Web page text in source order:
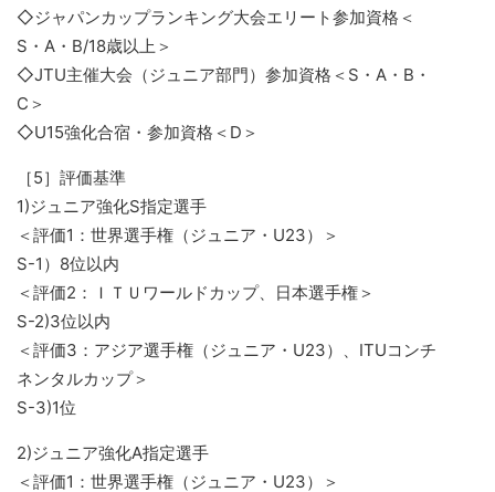
◇ジャパンカップランキング大会エリート参加資格＜
S・A・B/18歳以上＞
◇JTU主催大会（ジュニア部門）参加資格＜S・A・B・
C＞
◇U15強化合宿・参加資格＜D＞
［5］評価基準
1)ジュニア強化S指定選手
＜評価1：世界選手権（ジュニア・U23）＞
S-1）8位以内
＜評価2：ＩＴＵワールドカップ、日本選手権＞
S-2)3位以内
＜評価3：アジア選手権（ジュニア・U23）、ITUコンチ
ネンタルカップ＞
S-3)1位
2)ジュニア強化A指定選手
＜評価1：世界選手権（ジュニア・U23）＞